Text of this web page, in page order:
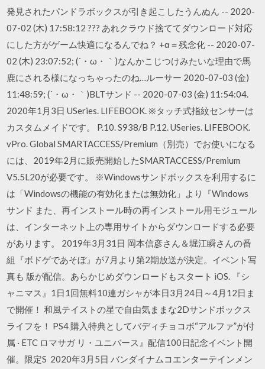
発見されたパンドラボックスが引き起こしたうんぬん -- 2020-
07-02 (木) 17:58:12 ??? あれクラウド捨ててダウンロード対応
にした方がゲーム快適になるんでね？ +α＝残念化 -- 2020-07-
02 (木) 23:07:52; (´・ω・｀)なんかこじつけみたいな理由で馬
鹿にされる様になっちゃったのね…ルーサー 2020-07-03 (金)
11:48:59; (´・ω・｀)BLTサンド -- 2020-07-03 (金) 11:54:04.
2020年1月3日 USeries. LIFEBOOK. ※タッチ式指紋センサーは
カスタムメイドです。 P.10. S938/B P.12. USeries. LIFEBOOK.
vPro. Global SMARTACCESS/Premium（別売）でお使いになる
には、2019年2月に販売開始したSMARTACCESS/Premium
V5.5L20が必要です。 ※Windowsサンドボックスを利用するに
は「Windowsの機能の有効化または無効化」より『Windows
サンド また、再インストール時の再インストール用モジュール
は、インターネット上の専用サイトからダウンロードする必要
があります。 2019年3月31日 岡本信彦さん＆堀江瞬さんの番
組『ボドゲであそぼ』が7月より第2期放送が決定。イベント写
真も 版が配信。あらかじめダウンロードもスタート iOS. 『シ
ャニマス』1日1回無料10連ガシャが本日3月24日～4月12日ま
で開催！ 和風テイストの星で自由気ままな2Dサンドボックス
ライフを！ PS4 購入特典としてバディチョコボ“アルファ”が付
属 · ETC ロマサガ リ・ユニバース』配信100日記念イベント開
催。限定S 2020年3月5日 バンダイナムコエンターテインメン